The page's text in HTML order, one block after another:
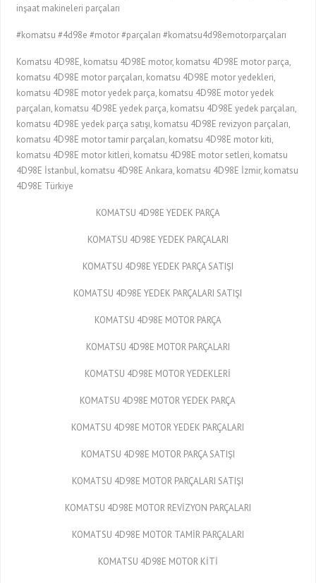
inşaat makineleri parçaları
#komatsu #4d98e #motor #parçaları #komatsu4d98emotorparçaları
Komatsu 4D98E, komatsu 4D98E motor, komatsu 4D98E motor parça,
komatsu 4D98E motor parçaları, komatsu 4D98E motor yedekleri,
komatsu 4D98E motor yedek parça, komatsu 4D98E motor yedek
parçaları, komatsu 4D98E yedek parça, komatsu 4D98E yedek parçaları,
komatsu 4D98E yedek parça satışı, komatsu 4D98E revizyon parçaları,
komatsu 4D98E motor tamir parçaları, komatsu 4D98E motor kiti,
komatsu 4D98E motor kitleri, komatsu 4D98E motor setleri, komatsu
4D98E İstanbul, komatsu 4D98E Ankara, komatsu 4D98E İzmir, komatsu
4D98E Türkiye
KOMATSU 4D98E YEDEK PARÇA
KOMATSU 4D98E YEDEK PARÇALARI
KOMATSU 4D98E YEDEK PARÇA SATIŞI
KOMATSU 4D98E YEDEK PARÇALARI SATIŞI
KOMATSU 4D98E MOTOR PARÇA
KOMATSU 4D98E MOTOR PARÇALARI
KOMATSU 4D98E MOTOR YEDEKLERİ
KOMATSU 4D98E MOTOR YEDEK PARÇA
KOMATSU 4D98E MOTOR YEDEK PARÇALARI
KOMATSU 4D98E MOTOR PARÇA SATIŞI
KOMATSU 4D98E MOTOR PARÇALARI SATIŞI
KOMATSU 4D98E MOTOR REVİZYON PARÇALARI
KOMATSU 4D98E MOTOR TAMİR PARÇALARI
KOMATSU 4D98E MOTOR KİTİ